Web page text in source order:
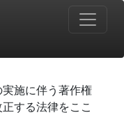
施に伴う著作権
する法律をここ